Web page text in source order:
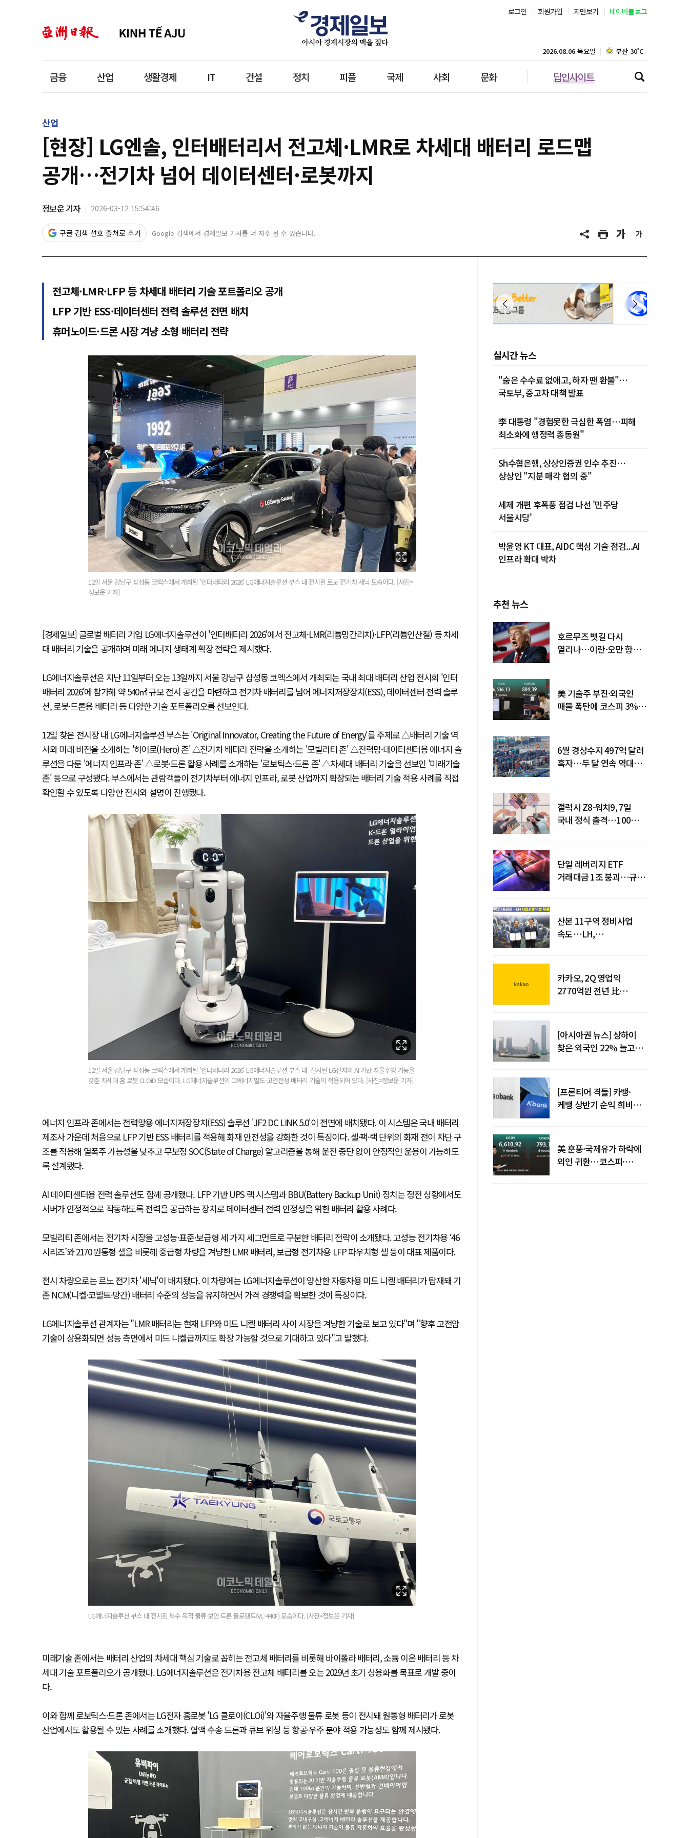
로그인 회원가입 지면보기 네이버블로그
금융 산업 생활경제 IT 건설 정치 피플 국제 사회 문화 딥인사이트
2026.08.06 목요일 대구 35˚C
인천 30˚C
산업
[현장] LG엔솔, 인터배터리서 전고체·LMR로 차세대 배터리 로드맵
공개…전기차 넘어 데이터센터·로봇까지
정보운 기자 2026-03-12 15:54:46
구글 검색 선호 출처로 추가 Google 검색에서 경제일보 기사를 더 자주 볼 수 있습니다.
전고체·LMR·LFP 등 차세대 배터리 기술 포트폴리오 공개
LFP 기반 ESS·데이터센터 전력 솔루션 전면 배치
휴머노이드·드론 시장 겨냥 소형 배터리 전략
12일 서울 강남구 삼성동 코엑스에서 개최된 '인터배터리 2026' LG에너지솔루션 부스 내 전시된 르노 전기차 세닉 모습이다. [사진=
정보운 기자]
[경제일보] 글로벌 배터리 기업 LG에너지솔루션이 '인터배터리 2026'에서 전고체·LMR(리튬망간리치)·LFP(리튬인산철) 등 차세
대 배터리 기술을 공개하며 미래 에너지 생태계 확장 전략을 제시했다.
LG에너지솔루션은 지난 11일부터 오는 13일까지 서울 강남구 삼성동 코엑스에서 개최되는 국내 최대 배터리 산업 전시회 '인터
배터리 2026'에 참가해 약 540㎡ 규모 전시 공간을 마련하고 전기차 배터리를 넘어 에너지저장장치(ESS), 데이터센터 전력 솔루
션, 로봇·드론용 배터리 등 다양한 기술 포트폴리오를 선보인다.
12일 찾은 전시장 내 LG에너지솔루션 부스는 'Original Innovator, Creating the Future of Energy'를 주제로 △배터리 기술 역
사와 미래 비전을 소개하는 '히어로(Hero) 존' △전기차 배터리 전략을 소개하는 '모빌리티 존' △전력망·데이터센터용 에너지 솔
루션을 다룬 '에너지 인프라 존' △로봇·드론 활용 사례를 소개하는 '로보틱스·드론 존' △차세대 배터리 기술을 선보인 '미래기술
존' 등으로 구성됐다. 부스에서는 관람객들이 전기차부터 에너지 인프라, 로봇 산업까지 확장되는 배터리 기술 적용 사례를 직접
확인할 수 있도록 다양한 전시와 설명이 진행됐다.
12일 서울 강남구 삼성동 코엑스에서 개최된 '인터배터리 2026' LG에너지솔루션 부스 내 전시된 LG전자의 AI 기반 자율주행 기능을
갖춘 차세대 홈 로봇 CLOiD 모습이다. LG에너지솔루션의 고에너지밀도·고안전성 배터리 기술이 적용되어 있다. [사진=정보운 기자]
에너지 인프라 존에서는 전력망용 에너지저장장치(ESS) 솔루션 'JF2 DC LINK 5.0'이 전면에 배치됐다. 이 시스템은 국내 배터리
제조사 가운데 처음으로 LFP 기반 ESS 배터리를 적용해 화재 안전성을 강화한 것이 특징이다. 셀·팩·랙 단위의 화재 전이 차단 구
조를 적용해 열폭주 가능성을 낮추고 무보정 SOC(State of Charge) 알고리즘을 통해 운전 중단 없이 안정적인 운용이 가능하도
록 설계됐다.
AI 데이터센터용 전력 솔루션도 함께 공개됐다. LFP 기반 UPS 랙 시스템과 BBU(Battery Backup Unit) 장치는 정전 상황에서도
서버가 안정적으로 작동하도록 전력을 공급하는 장치로 데이터센터 전력 안정성을 위한 배터리 활용 사례다.
모빌리티 존에서는 전기차 시장을 고성능·표준·보급형 세 가지 세그먼트로 구분한 배터리 전략이 소개됐다. 고성능 전기차용 ‘46
시리즈’와 2170 원통형 셀을 비롯해 중급형 차량을 겨냥한 LMR 배터리, 보급형 전기차용 LFP 파우치형 셀 등이 대표 제품이다.
전시 차량으로는 르노 전기차 '세닉'이 배치됐다. 이 차량에는 LG에너지솔루션이 양산한 자동차용 미드 니켈 배터리가 탑재돼 기
존 NCM(니켈·코발트·망간) 배터리 수준의 성능을 유지하면서 가격 경쟁력을 확보한 것이 특징이다.
LG에너지솔루션 관계자는 "LMR 배터리는 현재 LFP와 미드 니켈 배터리 사이 시장을 겨냥한 기술로 보고 있다"며 "향후 고전압
기술이 상용화되면 성능 측면에서 미드 니켈급까지도 확장 가능할 것으로 기대하고 있다"고 말했다.
LG에너지솔루션 부스 내 전시된 특수 목적 물류·보안 드론 볼로랜드(VL-440F) 모습이다. [사진=정보운 기자]
미래기술 존에서는 배터리 산업의 차세대 핵심 기술로 꼽히는 전고체 배터리를 비롯해 바이폴라 배터리, 소듐 이온 배터리 등 차
세대 기술 포트폴리오가 공개됐다. LG에너지솔루션은 전기차용 전고체 배터리를 오는 2029년 초기 상용화를 목표로 개발 중이
다.
이와 함께 로보틱스·드론 존에서는 LG전자 홈로봇 'LG 클로이(CLOi)'와 자율주행 물류 로봇 등이 전시돼 원통형 배터리가 로봇
산업에서도 활용될 수 있는 사례를 소개했다. 혈액 수송 드론과 큐브 위성 등 항공·우주 분야 적용 가능성도 함께 제시됐다.
실시간 뉴스
"숨은 수수료 없애고, 하자 땐 환불"…
국토부, 중고차 대책 발표
李 대통령 "경험못한 극심한 폭염…피해
최소화에 행정력 총동원"
Sh수협은행, 상상인증권 인수 추진…
상상인 "지분 매각 협의 중"
세제 개편 후폭풍 점검 나선 '민주당
서울시당'
박윤영 KT 대표, AIDC 핵심 기술 점검...AI
인프라 확대 박차
추천 뉴스
호르무즈 뱃길 다시
열리나…이란·오만 항로
美 기술주 부진·외국인
매물 폭탄에 코스피 3%대
6월 경상수지 497억 달러
흑자…두 달 연속 역대
갤럭시 Z8·워치9, 7일
국내 정식 출격…100개국
단일 레버리지 ETF
거래대금 1조 붕괴…규제
산본 11구역 정비사업
속도…LH,
카카오, 2Q 영업익
2770억원 전년 比
[아시아권 뉴스] 상하이
찾은 외국인 22% 늘고
[프론티어 격돌] 카뱅·
케뱅 상반기 순익 희비…
美 훈풍·국제유가 하락에
외인 귀환…코스피·